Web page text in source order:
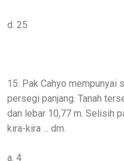
d. 25
15. Pak Cahyo mempunyai
persegi panjang. Tanah
dan lebar 10,77 m. Selisih
kira-kira ... dm.
a. 4